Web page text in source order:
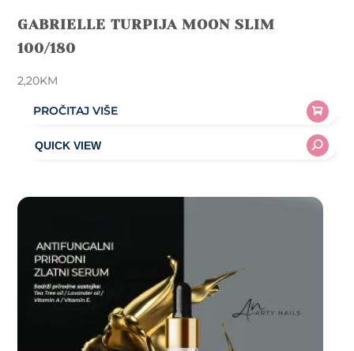
GABRIELLE TURPIJA MOON SLIM
100/180
2,20KM
PROČITAJ VIŠE